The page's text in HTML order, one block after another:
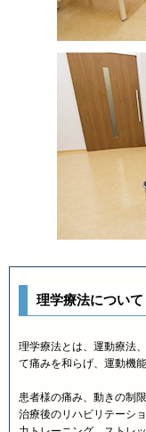
理学療法について
理学療法とは、運動療法
て痛みを和らげ、運動機
患者様の痛み、動きの制
治療後のリハビリテーシ